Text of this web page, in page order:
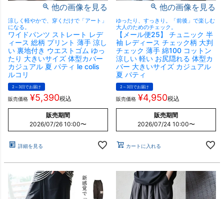
他の画像を見る
涼しく軽やかで、穿くだけで「アート」
になる。
ワイドパンツ ストレート レデ
ィース 総柄 プリント 薄手 涼し
い 裏地付き ウエストゴム ゆっ
たり 大きいサイズ 体型カバー
カジュアル 夏 パティ le colis
ルコリ
2～3日でお届け
販売価格 ¥5,390税込
販売期間
2026/07/26 10:00〜
詳細を見る
他の画像を見る
ゆったり、すっきり。「前後」で楽しむ
大人のためのチェック。
【メール便25】 チュニック 半
袖 レディース チェック柄 大判
チェック 薄手 綿100 コットン
涼しい 軽い お尻隠れる 体型カ
バー 大きいサイズ カジュアル
夏 パティ
2～3日でお届け
販売価格 ¥4,950税込
販売期間
2026/07/24 10:00〜
カートに入れる